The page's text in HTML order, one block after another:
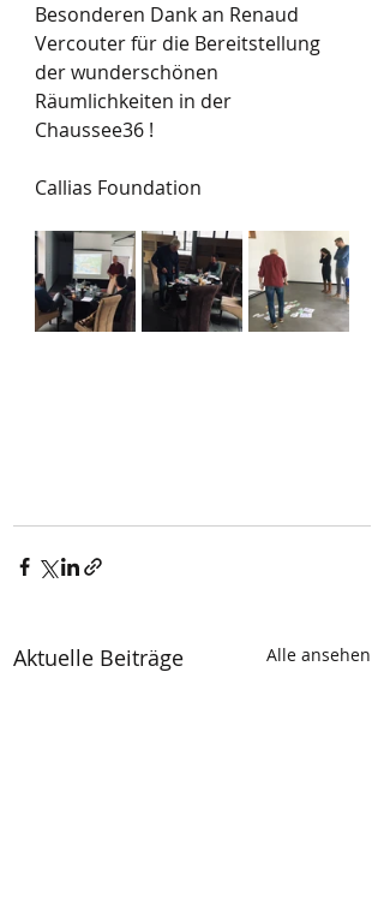
Besonderen Dank an Renaud
Vercouter für die Bereitstellung
der wunderschönen
Räumlichkeiten in der
Chaussee36 !
Callias Foundation
Aktuelle Beiträge Alle ansehen